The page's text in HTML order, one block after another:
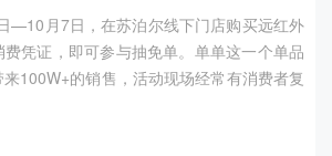
—10 月7日，在苏泊尔线下门店购买远红外
凭证，即可参与抽免单。单单这一个单品
100W+的销售，活动现场经常有消费者复